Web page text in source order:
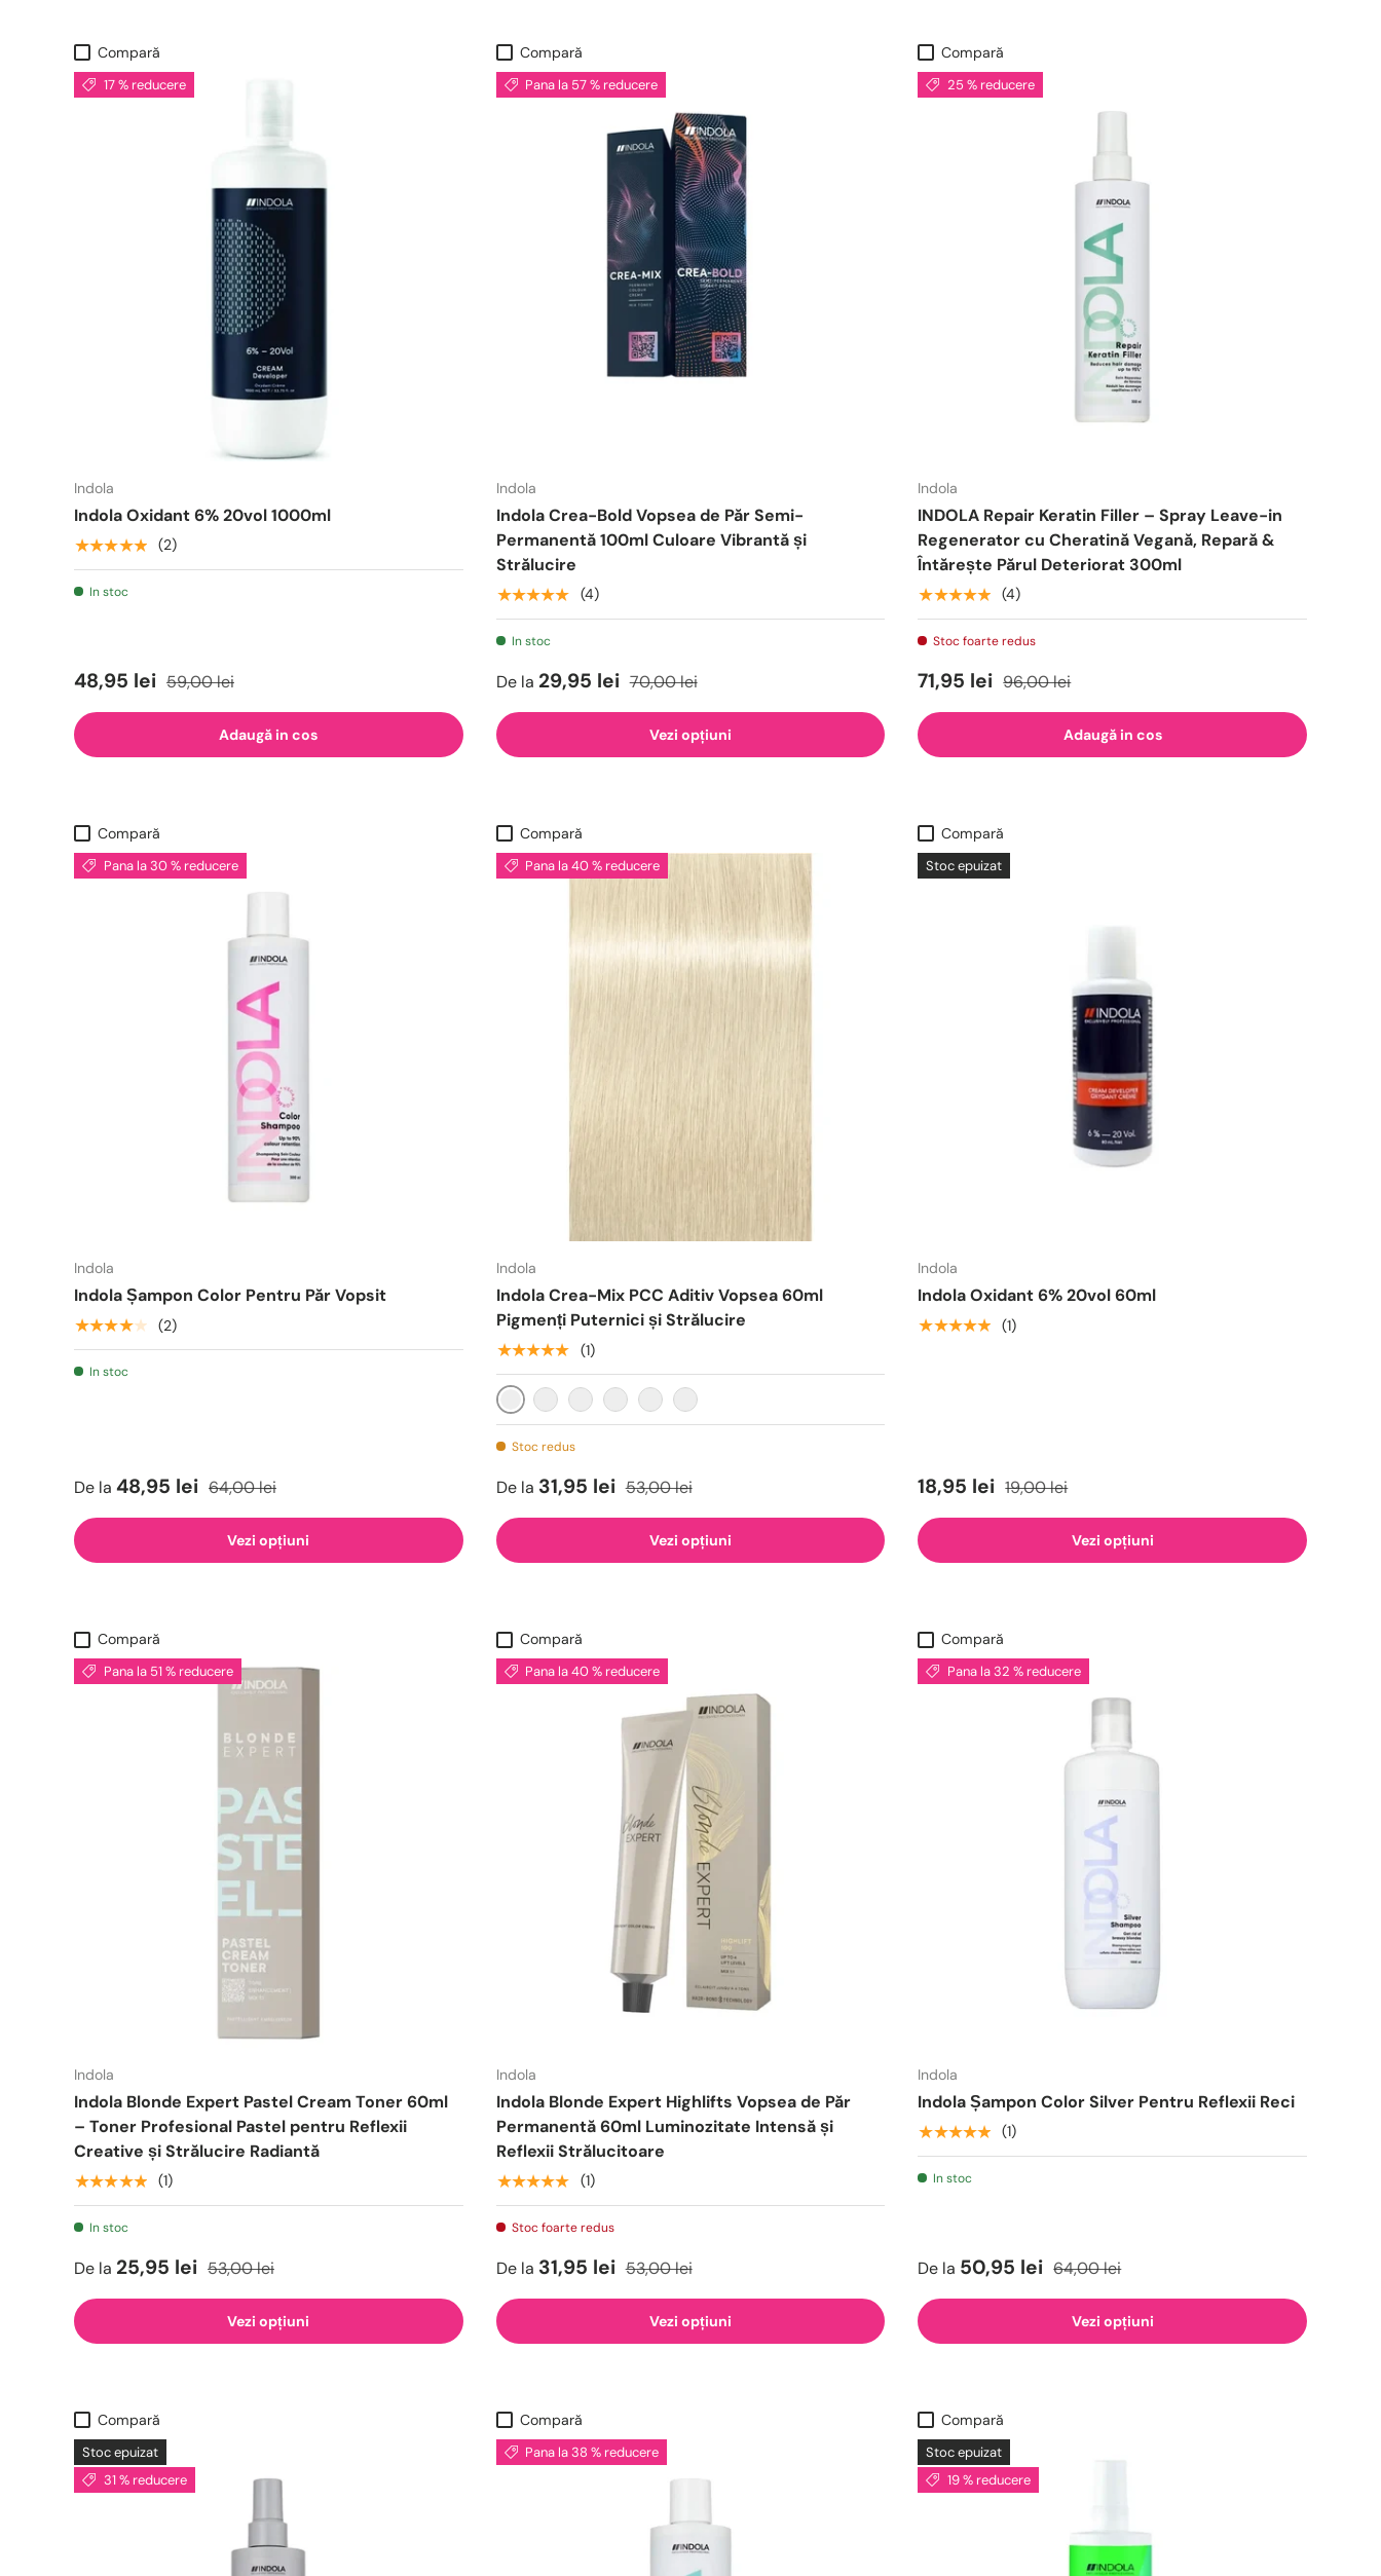
Compară
17 % reducere
Indola
Indola Oxidant 6% 20vol 1000ml
★★★★★ (2)
In stoc
48,95 lei 59,00 lei
Adaugă in cos
Compară
Pana la 57 % reducere
Indola
Indola Crea-Bold Vopsea de Păr Semi-
Permanentă 100ml Culoare Vibrantă și
Strălucire
★★★★★ (4)
In stoc
De la 29,95 lei 70,00 lei
Vezi opțiuni
Compară
25 % reducere
Indola
INDOLA Repair Keratin Filler – Spray Leave-in
Regenerator cu Cheratină Vegană, Repară &
Întărește Părul Deteriorat 300ml
★★★★★ (4)
Stoc foarte redus
71,95 lei 96,00 lei
Adaugă in cos
Compară
Pana la 30 % reducere
Indola
Indola Șampon Color Pentru Păr Vopsit
★★★★★ (2)
In stoc
De la 48,95 lei 64,00 lei
Vezi opțiuni
Compară
Pana la 40 % reducere
Indola
Indola Crea-Mix PCC Aditiv Vopsea 60ml
Pigmenți Puternici și Strălucire
★★★★★ (1)
0.00 Neutral
0.11 Cenușiu Intens
0.22 Violet Intens
0.44 Cupru Intens
0.66 Roșu Intens
0.99 Verde Intens
Stoc redus
De la 31,95 lei 53,00 lei
Vezi opțiuni
Compară
Stoc epuizat
Indola
Indola Oxidant 6% 20vol 60ml
★★★★★ (1)
18,95 lei 19,00 lei
Vezi opțiuni
Compară
Pana la 51 % reducere
Indola
Indola Blonde Expert Pastel Cream Toner 60ml
– Toner Profesional Pastel pentru Reflexii
Creative și Strălucire Radiantă
★★★★★ (1)
In stoc
De la 25,95 lei 53,00 lei
Vezi opțiuni
Compară
Pana la 40 % reducere
Indola
Indola Blonde Expert Highlifts Vopsea de Păr
Permanentă 60ml Luminozitate Intensă și
Reflexii Strălucitoare
★★★★★ (1)
Stoc foarte redus
De la 31,95 lei 53,00 lei
Vezi opțiuni
Compară
Pana la 32 % reducere
Indola
Indola Șampon Color Silver Pentru Reflexii Reci
★★★★★ (1)
In stoc
De la 50,95 lei 64,00 lei
Vezi opțiuni
Compară
Stoc epuizat
31 % reducere
Compară
Pana la 38 % reducere
Compară
Stoc epuizat
19 % reducere